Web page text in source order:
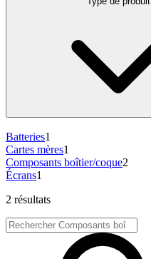
Batteries1
Cartes mères1
Composants boîtier/coque2
Écrans1
2 résultats